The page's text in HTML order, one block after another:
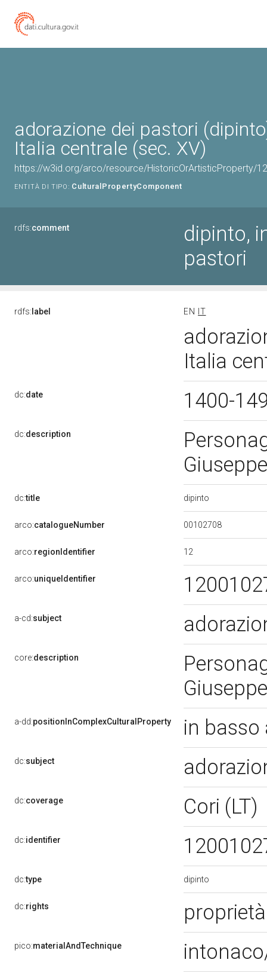
adorazione dei pastori
Italia centrale (sec. XV)
https://w3id.org/arco/resource/HistoricOrArtisticProperty/
ENTITÀ DI TIPO: CulturalPropertyComponent
rdfs:comment
dipinto,
pastori
rdfs: label EN IT
Italia
dc:date 1400-
dc:description
dc:title dipinto
arco:catalogueNumber 00102708
arco:regionIdentifier 12
arco:uniqueIdentifier
a-cd:subject
core:description
a-dd:positionInComplexCulturalProperty in
dc:subject
dc:coverage Cori (LT)
dc:identifier
dc:type dipinto
dc:rights
pico:materialAndTechnique